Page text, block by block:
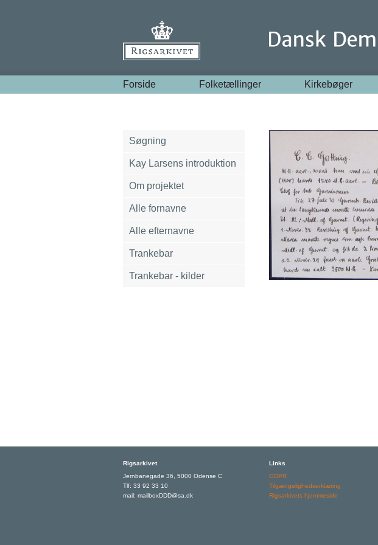
Forside Folketællinger Kirkebøger
Søgning
Kay Larsens introduktion
Om projektet
Alle fornavne
Alle efternavne
Trankebar
Trankebar - kilder
Rigsarkivet
Jernbanegade 36, 5000 Odense C
Tlf: 33 92 33 10
mail: mailboxDDD@sa.dk
Links
GDPR
Tilgængelighedserklæring
Rigsarkivets hjemmeside